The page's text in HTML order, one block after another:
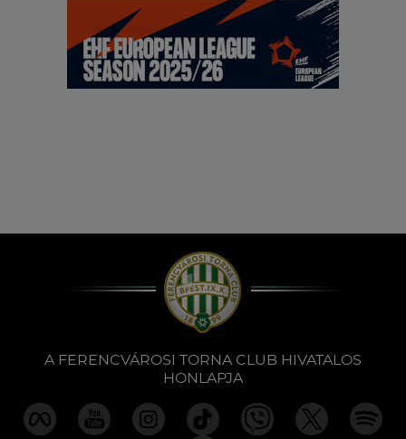
A FERENCVÁROSI TORNA CLUB HIVATALOS
HONLAPJA
Múzeum
English